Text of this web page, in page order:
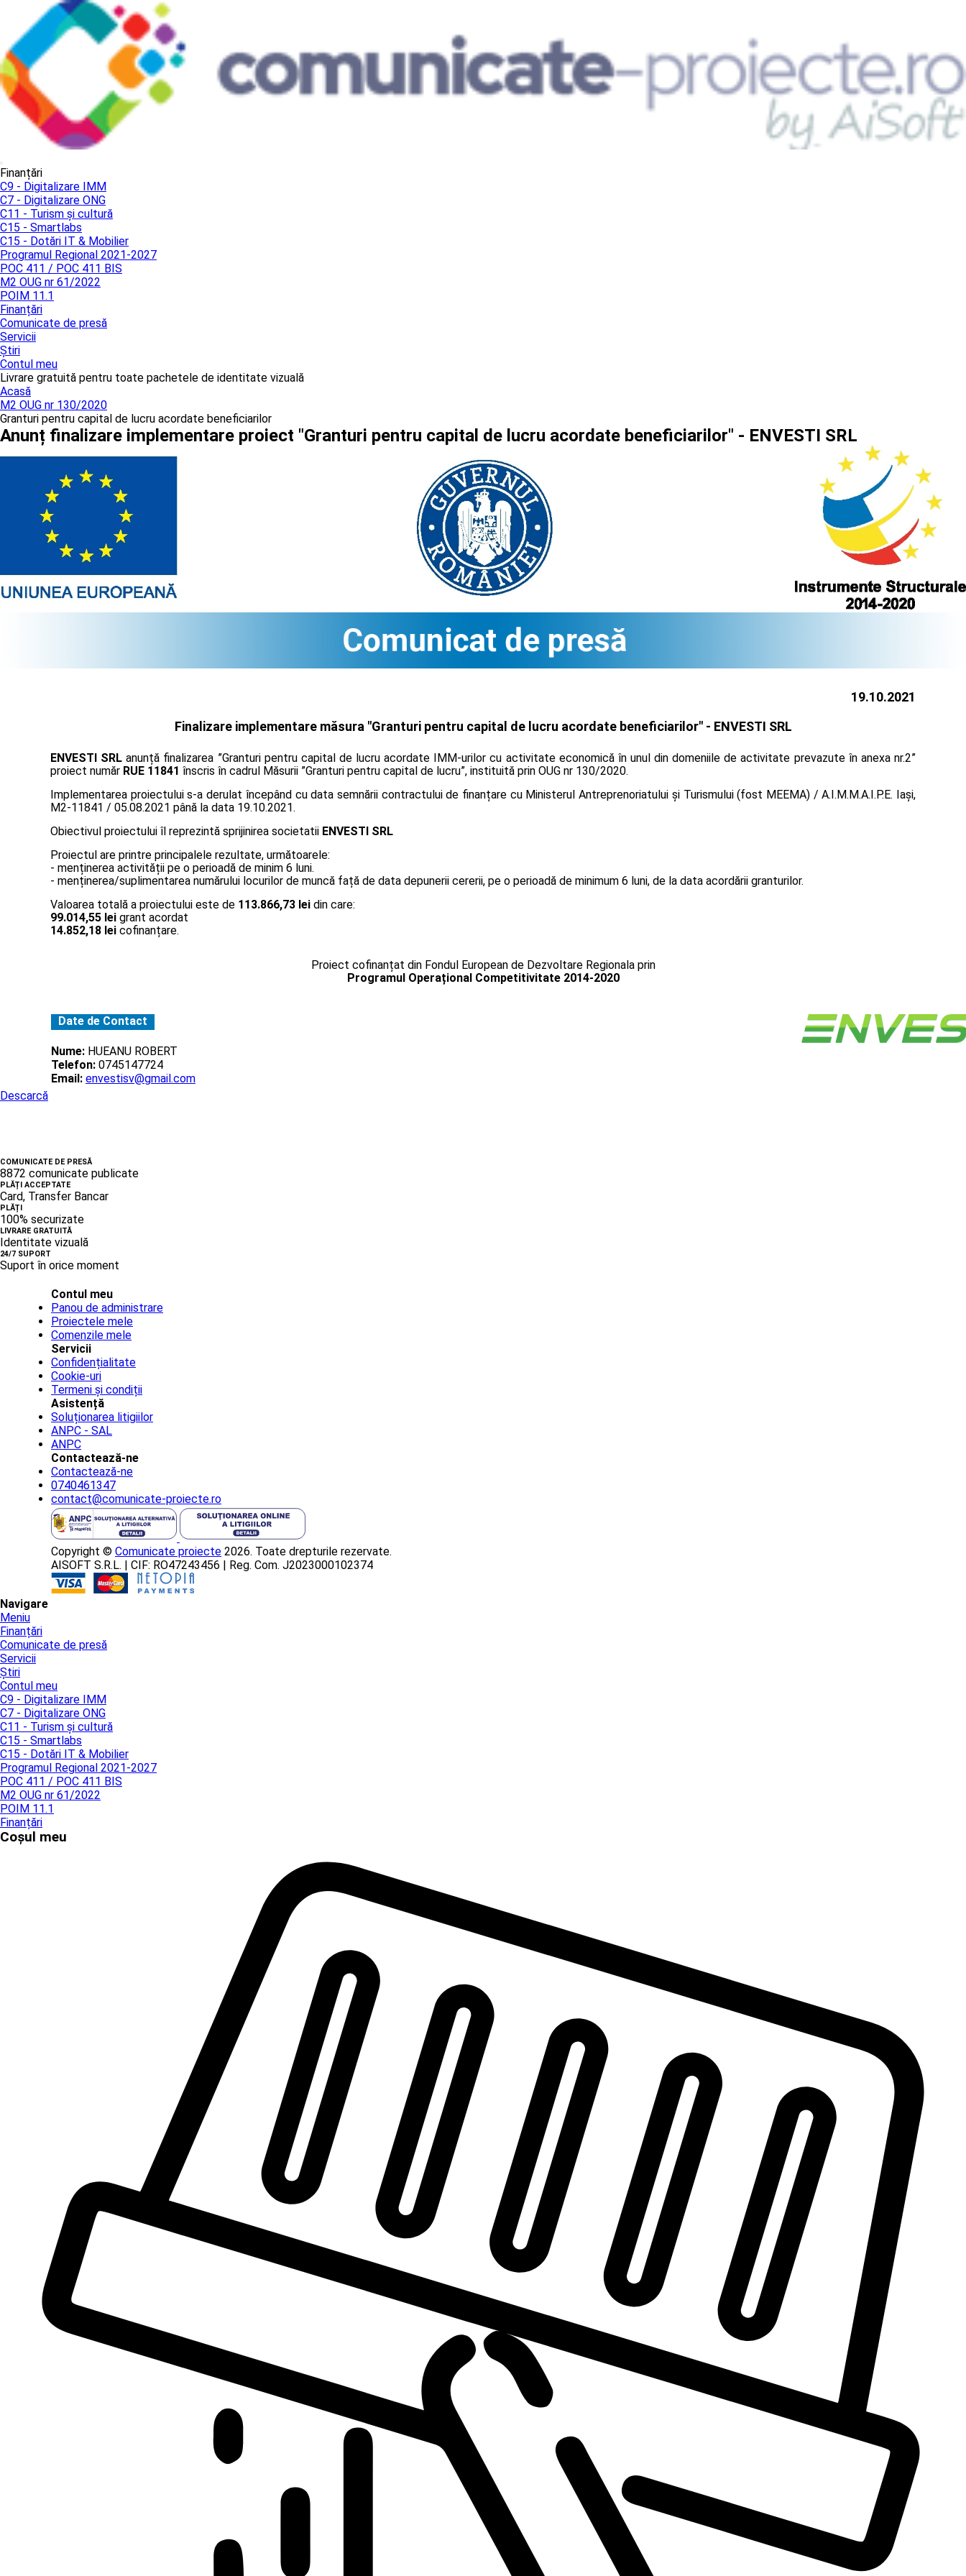
Finanțări
C9 - Digitalizare IMM
C7 - Digitalizare ONG
C11 - Turism și cultură
C15 - Smartlabs
C15 - Dotări IT & Mobilier
Programul Regional 2021-2027
POC 411 / POC 411 BIS
M2 OUG nr 61/2022
POIM 11.1
Finanțări
Comunicate de presă
Servicii
Știri
Contul meu
Livrare gratuită pentru toate pachetele de identitate vizuală
Acasă
M2 OUG nr 130/2020
Granturi pentru capital de lucru acordate beneficiarilor
Anunț finalizare implementare proiect "Granturi pentru capital de lucru acordate beneficiarilor" - ENVESTI SRL
19.10.2021
Finalizare implementare măsura "Granturi pentru capital de lucru acordate beneficiarilor" - ENVESTI SRL
ENVESTI SRL anunță finalizarea ”Granturi pentru capital de lucru acordate IMM-urilor cu activitate economică în unul din domeniile de activitate prevazute în anexa nr.2”
proiect număr RUE 11841 înscris în cadrul Măsurii ”Granturi pentru capital de lucru”, instituită prin OUG nr 130/2020.
Implementarea proiectului s-a derulat începând cu data semnării contractului de finanțare cu Ministerul Antreprenoriatului și Turismului (fost MEEMA) / A.I.M.M.A.I.P.E. Iaşi,
M2-11841 / 05.08.2021 până la data 19.10.2021.
Obiectivul proiectului îl reprezintă sprijinirea societatii ENVESTI SRL
Proiectul are printre principalele rezultate, următoarele:
- menținerea activității pe o perioadă de minim 6 luni.
- menținerea/suplimentarea numărului locurilor de muncă față de data depunerii cererii, pe o perioadă de minimum 6 luni, de la data acordării granturilor.
Valoarea totală a proiectului este de 113.866,73 lei din care:
99.014,55 lei grant acordat
14.852,18 lei cofinanțare.
Proiect cofinanțat din Fondul European de Dezvoltare Regionala prin
Programul Operațional Competitivitate 2014-2020
Date de Contact
Nume: HUEANU ROBERT
Telefon: 0745147724
Email: envestisv@gmail.com
Descarcă
COMUNICATE DE PRESĂ
8872 comunicate publicate
PLĂȚI ACCEPTATE
Card, Transfer Bancar
PLĂȚI
100% securizate
LIVRARE GRATUITĂ
Identitate vizuală
24/7 SUPORT
Suport în orice moment
Contul meu
Panou de administrare
Proiectele mele
Comenzile mele
Servicii
Confidențialitate
Cookie-uri
Termeni și condiții
Asistență
Soluționarea litigiilor
ANPC - SAL
ANPC
Contactează-ne
Contactează-ne
0740461347
contact@comunicate-proiecte.ro
Copyright © Comunicate proiecte 2026. Toate drepturile rezervate.
AISOFT S.R.L. | CIF: RO47243456 | Reg. Com. J2023000102374
Navigare
Meniu
Finanțări
Comunicate de presă
Servicii
Știri
Contul meu
C9 - Digitalizare IMM
C7 - Digitalizare ONG
C11 - Turism și cultură
C15 - Smartlabs
C15 - Dotări IT & Mobilier
Programul Regional 2021-2027
POC 411 / POC 411 BIS
M2 OUG nr 61/2022
POIM 11.1
Finanțări
Coșul meu